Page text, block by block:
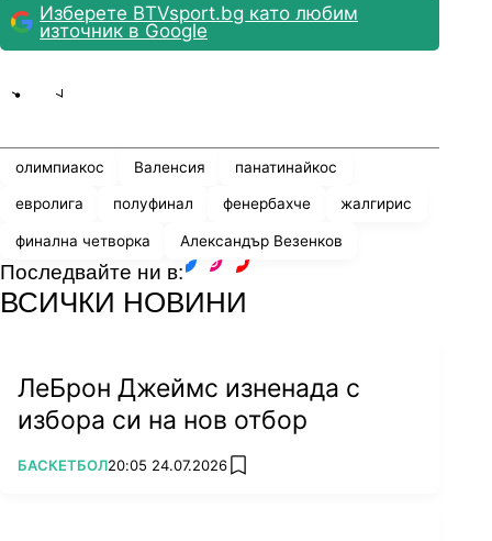
Изберете BTVsport.bg като любим
източник в Google
олимпиакос Валенсия панатинайкос
евролига полуфинал фенербахче жалгирис
финална четворка Александър Везенков
Последвайте ни в:
ВСИЧКИ НОВИНИ
ЛеБрон Джеймс изненада с
избора си на нов отбор
ПОВЕЧЕ ОТ
БАСКЕТБОЛ20:05 24.07.2026 add favorites